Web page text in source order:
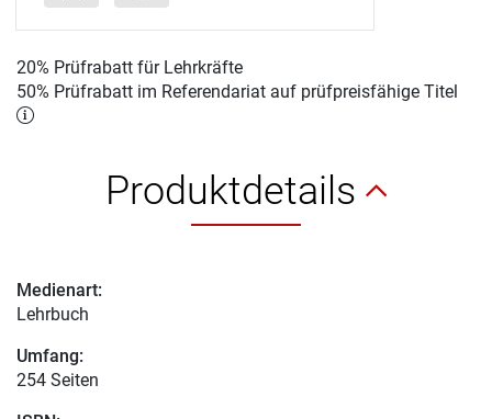
20% Prüfrabatt für Lehrkräfte
50% Prüfrabatt im Referendariat auf prüfpreisfähige Titel
Produktdetails
Medienart:
Lehrbuch
Umfang:
254 Seiten